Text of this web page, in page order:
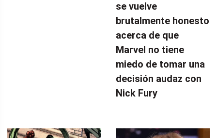
se vuelve
brutalmente honesto
acerca de que
Marvel no tiene
miedo de tomar una
decisión audaz con
Nick Fury